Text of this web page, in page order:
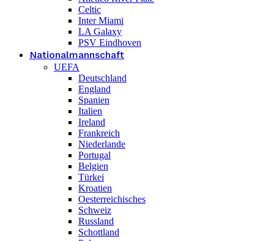
Celtic
Inter Miami
LA Galaxy
PSV Eindhoven
Nationalmannschaft
UEFA
Deutschland
England
Spanien
Italien
Ireland
Frankreich
Niederlande
Portugal
Belgien
Türkei
Kroatien
Oesterreichisches
Schweiz
Russland
Schottland